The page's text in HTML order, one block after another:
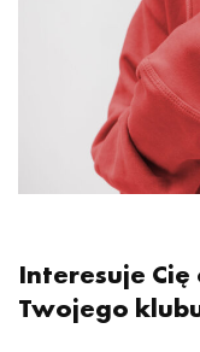
Interesuje
Twojego